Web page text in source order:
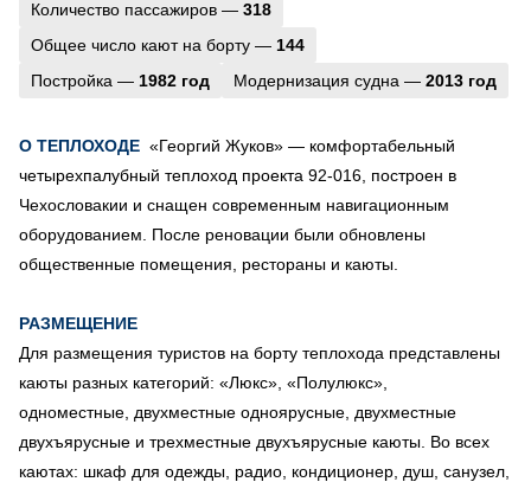
Количество пассажиров — 318
Общее число кают на борту — 144
Постройка — 1982 год Модернизация судна — 2013 год
О ТЕПЛОХОДЕ «Георгий Жуков» — комфортабельный
четырехпалубный теплоход проекта 92-016, построен в
Чехословакии и снащен современным навигационным
оборудованием. После реновации были обновлены
общественные помещения, рестораны и каюты.
РАЗМЕЩЕНИЕ
Для размещения туристов на борту теплохода представлены
каюты разных категорий: «Люкс», «Полулюкс»,
одноместные, двухместные одноярусные, двухместные
двухъярусные и трехместные двухъярусные каюты. Во всех
каютах: шкаф для одежды, радио, кондиционер, душ, санузел,